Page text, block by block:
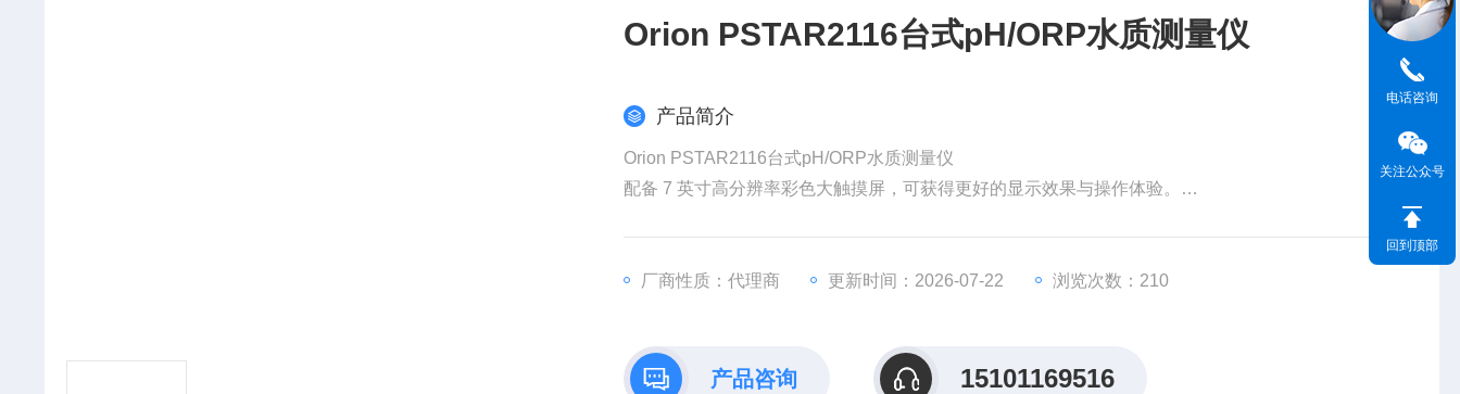
Orion PSTAR2116台式pH/ORP水质测量仪
产品简介
Orion PSTAR2116台式pH/ORP水质测量仪
配备 7 英寸高分辨率彩色大触摸屏，可获得更好的显示效果与操作体验。
• 可存储10000 组数据记录，每个参数支持 20 条带日期和时间的校准日志，符合 GLP 规范要求。
厂商性质：代理商 更新时间：2026-07-22 浏览次数：210
产品咨询 15101169516
电话咨询
关注公众号
回到顶部